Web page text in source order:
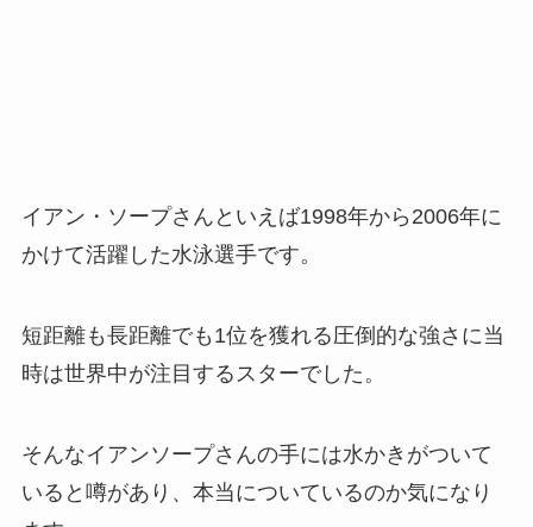
イアン・ソープさんといえば1998年から2006年に
かけて活躍した水泳選手です。
短距離も長距離でも1位を獲れる圧倒的な強さに当
時は世界中が注目するスターでした。
そんなイアンソープさんの手には水かきがついて
いると噂があり、本当についているのか気になり